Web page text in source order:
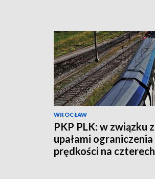
WROCŁAW
PKP PLK: w związku z
upałami ograniczenia
prędkości na czterech